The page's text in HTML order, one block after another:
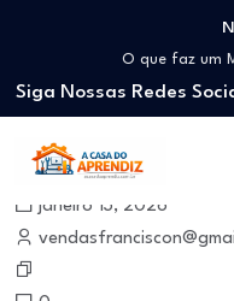
Como trabalhar
O que faz um
Como ser um
Como dar Aulas
Profissão Instalador
Como trabalhar
O que faz um
Como ser um
Siga Nossas Redes
janeiro 13, 2026